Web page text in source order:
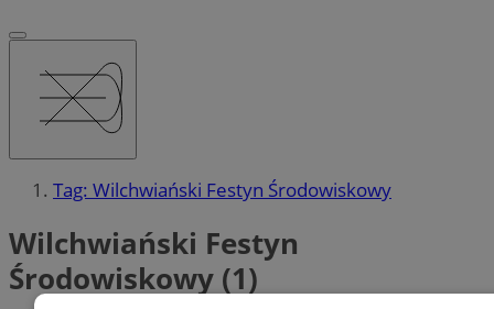
Tag: Wilchwiański Festyn Środowiskowy
Wilchwiański Festyn
Środowiskowy (1)